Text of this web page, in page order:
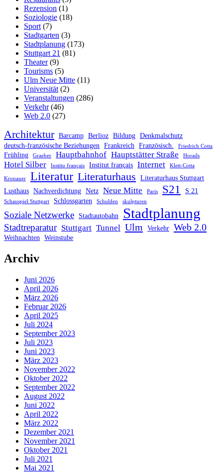
Rezension (1)
Soziologie (18)
Sport (7)
Stadtgarten (3)
Stadtplanung (173)
Stuttgart 21 (81)
Theater(9)
Tourisms (5)
Ulm Neue Mitte (11)
Universität (2)
Veranstaltungen (286)
Verkehr(46)
Web 2.0 (27)
Architektur Barcamp Berlioz Bildung Denkmalschutz
deutsch-französische Beziehungen Frankreich Französisch. Friedrich Cotta
Frühling Graeber Hauptbahnhof Hauptstätter Straße Horads
Hotel Silber Institu français Institut français Internet Klett-Cotta
Kronauer Literatur Literaturhaus
Literaturhaus Stuttgart
Lusthaus Nachverdichtung Netz Neue Mitte Paris S21 S 21
Schauspiel Stuttgart Schlossgarten Schulden skulpturen
Soziale Netzwerke Stadtautobahn Stadtplanung
Stadtreparatur Stuttgart Tunnel Ulm Verkehr Web 2.0
Weihnachten Weinstube
Archiv
Juni 2026
April 2026
März 2026
Februar 2026
April 2025
Juli 2024
September 2023
Juli 2023
Juni 2023
März 2023
November 2022
Oktober 2022
September 2022
August 2022
Juni 2022
April 2022
März 2022
Dezember 2021
November 2021
Oktober 2021
Juli 2021
Mai 2021